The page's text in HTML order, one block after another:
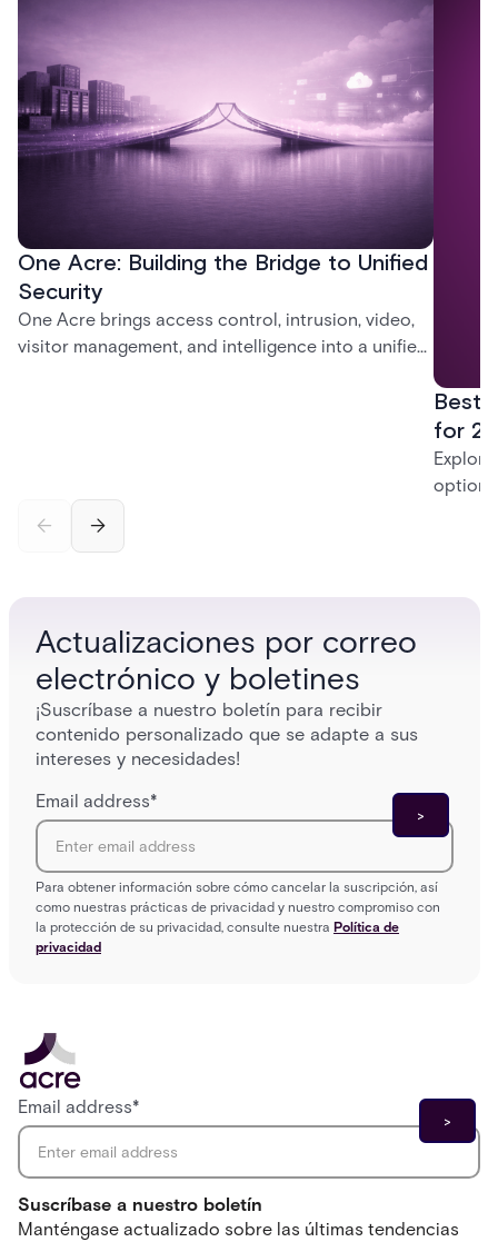
One Acre: Building the Bridge to Unified
Security
One Acre brings access control, intrusion, video,
visitor management, and intelligence into a unified
Best
for
Actualizaciones por correo
electrónico y boletines
¡Suscríbase a nuestro boletín para recibir
contenido personalizado que se adapte a sus
intereses y necesidades!
Email address*
Para obtener información sobre cómo cancelar la suscripción, así
como nuestras prácticas de privacidad y nuestro compromiso con
la protección de su privacidad, consulte nuestra Política de
privacidad
Suscríbase a nuestro boletín
Manténgase actualizado sobre las últimas tendencias
Email address*